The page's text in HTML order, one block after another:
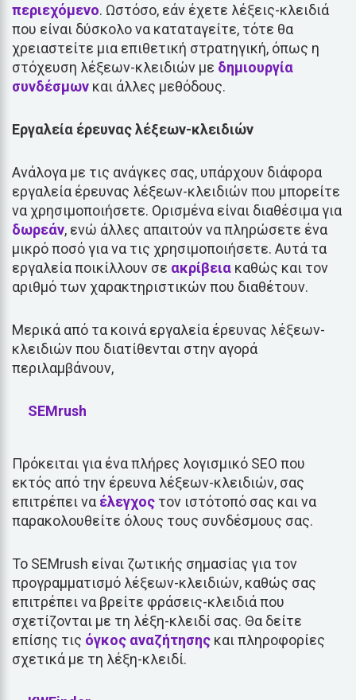
περιεχόμενο. Ωστόσο, εάν έχετε λέξεις-κλειδιά
που είναι δύσκολο να καταταγείτε, τότε θα
χρειαστείτε μια επιθετική στρατηγική, όπως η
στόχευση λέξεων-κλειδιών με δημιουργία
συνδέσμων και άλλες μεθόδους.
Εργαλεία έρευνας λέξεων-κλειδιών
Ανάλογα με τις ανάγκες σας, υπάρχουν διάφορα
εργαλεία έρευνας λέξεων-κλειδιών που μπορείτε
να χρησιμοποιήσετε. Ορισμένα είναι διαθέσιμα για
δωρεάν, ενώ άλλες απαιτούν να πληρώσετε ένα
μικρό ποσό για να τις χρησιμοποιήσετε. Αυτά τα
εργαλεία ποικίλλουν σε ακρίβεια καθώς και τον
αριθμό των χαρακτηριστικών που διαθέτουν.
Μερικά από τα κοινά εργαλεία έρευνας λέξεων-
κλειδιών που διατίθενται στην αγορά
περιλαμβάνουν,
SEMrush
Πρόκειται για ένα πλήρες λογισμικό SEO που
εκτός από την έρευνα λέξεων-κλειδιών, σας
επιτρέπει να έλεγχος τον ιστότοπό σας και να
παρακολουθείτε όλους τους συνδέσμους σας.
Το SEMrush είναι ζωτικής σημασίας για τον
προγραμματισμό λέξεων-κλειδιών, καθώς σας
επιτρέπει να βρείτε φράσεις-κλειδιά που
σχετίζονται με τη λέξη-κλειδί σας. Θα δείτε
επίσης τις όγκος αναζήτησης και πληροφορίες
σχετικά με τη λέξη-κλειδί.